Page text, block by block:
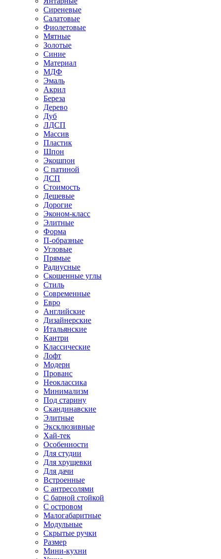
Сиреневые
Салатовые
Фиолетовые
Мятные
Золотые
Синие
Материал
МДФ
Эмаль
Акрил
Береза
Дерево
Дуб
ЛДСП
Массив
Пластик
Шпон
Экошпон
С патиной
ДСП
Стоимость
Дешевые
Дорогие
Эконом-класс
Элитные
Форма
П-образные
Угловые
Прямые
Радиусные
Скошенные углы
Стиль
Современные
Евро
Английские
Дизайнерские
Итальянские
Кантри
Классические
Лофт
Модерн
Прованс
Неоклассика
Минимализм
Под старину
Скандинавские
Элитные
Эксклюзивные
Хай-тек
Особенности
Для студии
Для хрущевки
Для дачи
Встроенные
С антресолями
С барной стойкой
С островом
Малогабаритные
Модульные
Скрытые ручки
Размер
Мини-кухни